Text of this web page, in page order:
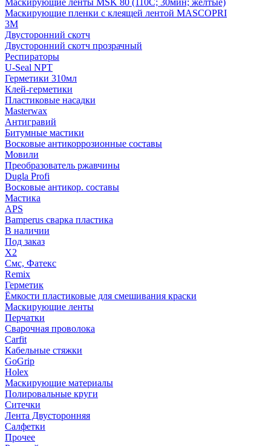
Маскирующие ленты MSK 80 (110С; 30мин; желтые)
Маскирующие пленки с клеящей лентой MASCOPRI
3M
Двусторонний скотч
Двусторонний скотч прозрачный
Респираторы
U-Seal NPT
Герметики 310мл
Клей-герметики
Пластиковые насадки
Masterwax
Антигравий
Битумные мастики
Восковые антикоррозионные составы
Мовили
Преобразователь ржавчины
Dugla Profi
Восковые антикор. составы
Мастика
APS
Bamperus сварка пластика
В наличии
Под заказ
X2
Смс, Фатекс
Remix
Герметик
Ёмкости пластиковые для смешивания краски
Маскирующие ленты
Перчатки
Сварочная проволока
Carfit
Кабельные стяжки
GoGrip
Holex
Маскирующие материалы
Полировальные круги
Ситечки
Лента Двусторонняя
Салфетки
Прочее